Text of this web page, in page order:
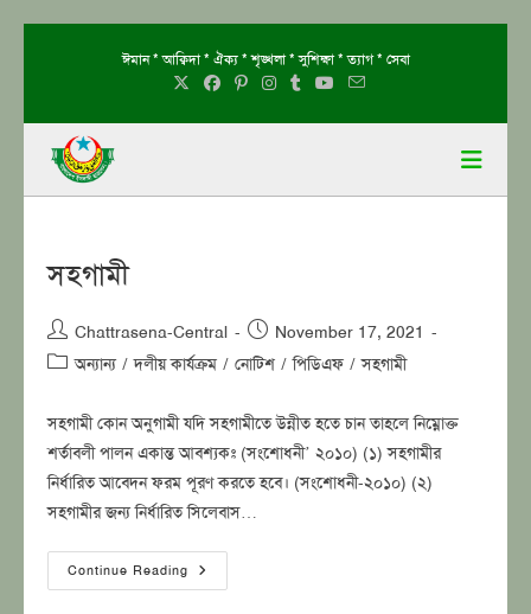
ঈমান * আক্বিদা * ঐক্য * শৃঙ্খলা * সুশিক্ষা * ত্যাগ * সেবা
সহগামী
Post
author:
Chattrasena-Central
Post
published:
November 17, 2021
Postঅন্যান্য / দলীয় কার্যক্রম / নোটিশ / পিডিএফ / সহগামী
সহগামী কোন অনুগামী যদি সহগামীতে উন্নীত হতে চান তাহলে নিম্নোক্ত
শর্তাবলী পালন একান্ত আবশ্যকঃ (সংশোধনী’ ২০১০) (১) সহগামীর
নির্ধারিত আবেদন ফরম পূরণ করতে হবে। (সংশোধনী-২০১০) (২)
সহগামীর জন্য নির্ধারিত সিলেবাস…
Continue Reading সহগামী